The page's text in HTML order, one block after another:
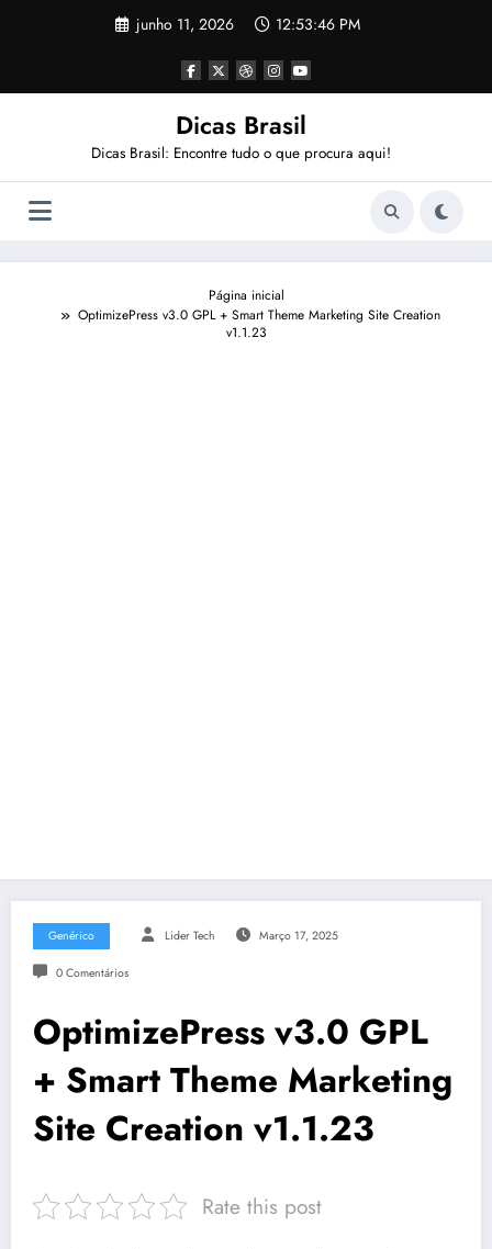
junho 11, 2026 12:53:47 PM
Dicas Brasil
Dicas Brasil: Encontre tudo o que procura aqui!
Página inicial
OptimizePress v3.0 GPL + Smart Theme Marketing Site Creation
v1.1.23
Genérico Lider Tech Março 17, 2025
0 Comentários
OptimizePress v3.0 GPL
+ Smart Theme Marketing
Site Creation v1.1.23
Rate this post